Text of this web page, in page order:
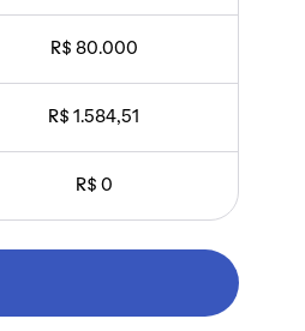
R$ 80.000
R$ 1.584,51
R$ 0